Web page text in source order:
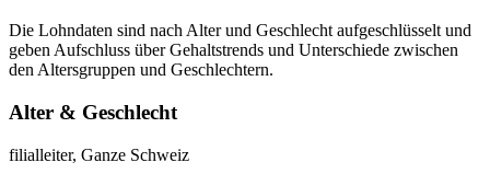
Die Lohndaten sind nach Alter und Geschlecht aufgeschlüsselt und
geben Aufschluss über Gehaltstrends und Unterschiede zwischen
den Altersgruppen und Geschlechtern.
Alter & Geschlecht
filialleiter, Ganze Schweiz